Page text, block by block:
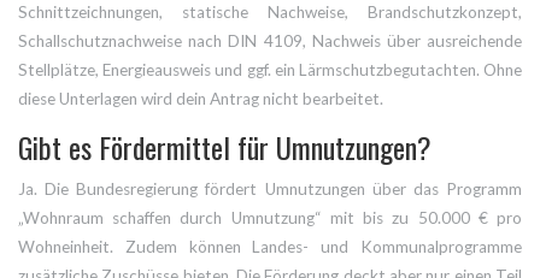
Schnittzeichnungen, statische Nachweise, Brandschutzkonzept,
Schallschutznachweise nach DIN 4109, Nachweis über ausreichende
Stellplätze, Energieausweis und ggf. ein Lärmschutzbegutachten. Ohne
diese Unterlagen wird dein Antrag nicht bearbeitet.
Gibt es Fördermittel für Umnutzungen?
Ja. Die Bundesregierung fördert Umnutzungen über das Programm
„Wohnraum schaffen durch Umnutzung“ mit bis zu 50.000 € pro
Wohneinheit. Zudem können Landes- und Kommunalprogramme